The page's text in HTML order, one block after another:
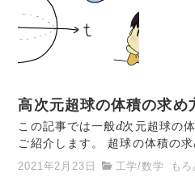
高次元超球の体積の求め
この記事では一般dd次元超球の
ご紹介します。 超球の体積の
2021年2月23日
工学/数学 も